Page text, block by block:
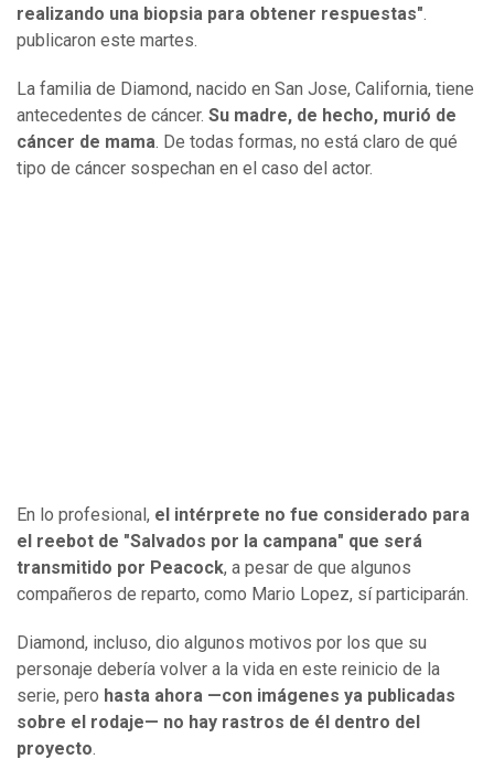
realizando una biopsia para obtener respuestas".
publicaron este martes.
La familia de Diamond, nacido en San Jose, California, tiene
antecedentes de cáncer. Su madre, de hecho, murió de
cáncer de mama. De todas formas, no está claro de qué
tipo de cáncer sospechan en el caso del actor.
En lo profesional, el intérprete no fue considerado para
el reebot de "Salvados por la campana" que será
transmitido por Peacock, a pesar de que algunos
compañeros de reparto, como Mario Lopez, sí participarán.
Diamond, incluso, dio algunos motivos por los que su
personaje debería volver a la vida en este reinicio de la
serie, pero hasta ahora —con imágenes ya publicadas
sobre el rodaje— no hay rastros de él dentro del
proyecto.